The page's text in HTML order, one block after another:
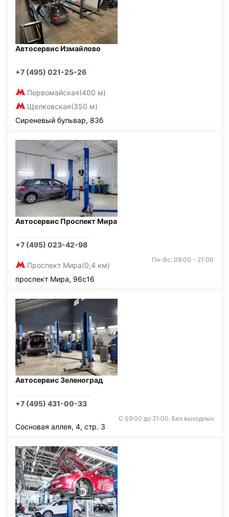
Автосервис Измайлово
+7 (495) 021-25-26
Первомайская(400 м)
Щелковская(350 м)
Сиреневый бульвар, 83б
Автосервис Проспект Мира
+7 (495) 023-42-98
Проспект Мира(0,4 км)
Пн-Вс: 09:00 - 21:00
проспект Мира, 96с16
Автосервис Зеленоград
+7 (495) 431-00-33
С 09:00 до 21:00. Без выходных
Сосновая аллея, 4, стр. 3